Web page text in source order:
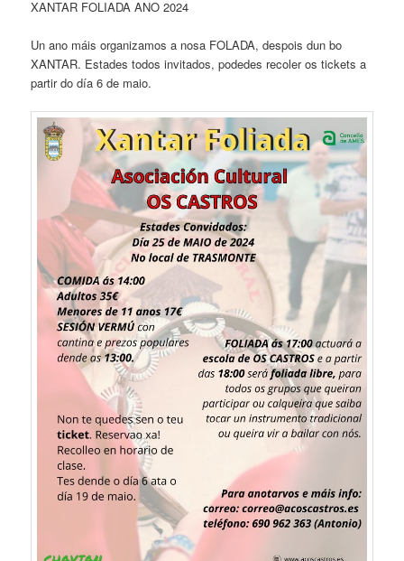
XANTAR FOLIADA ANO 2024
Un ano máis organizamos a nosa FOLADA, despois dun bo
XANTAR. Estades todos invitados, podedes recoler os tickets a
partir do día 6 de maio.